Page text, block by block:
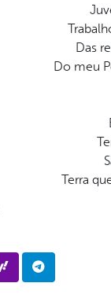
Das
Do meu
Terra